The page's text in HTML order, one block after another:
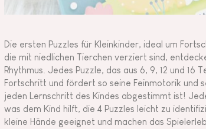
Die ersten Puzzles für Kleinkinder, ideal um
die mit niedlichen Tierchen verziert sind,
Rhythmus. Jedes Puzzle, das aus 6, 9, 12 und
Fortschritt und fördert so seine Feinmotorik und
jeden Lernschritt des Kindes abgestimmt ist!
was dem Kind hilft, die 4 Puzzles leicht zu
kleine Hände geeignet und machen das